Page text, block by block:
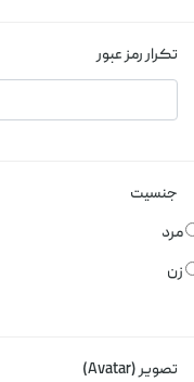
تکرار رمز عبور
جنسیت
مرد
زن
تصویر (Avatar)